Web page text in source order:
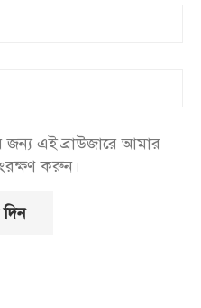
জন্য এই ব্রাউজারে আমার
করুন।